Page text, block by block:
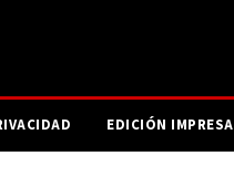
EDICIÓN IMPRESA